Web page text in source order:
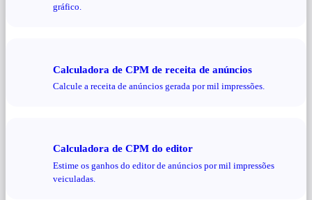
gráfico.
Calculadora de CPM de receita de anúncios
Calcule a receita de anúncios gerada por mil impressões.
Calculadora de CPM do editor
Estime os ganhos do editor de anúncios por mil impressões
veiculadas.